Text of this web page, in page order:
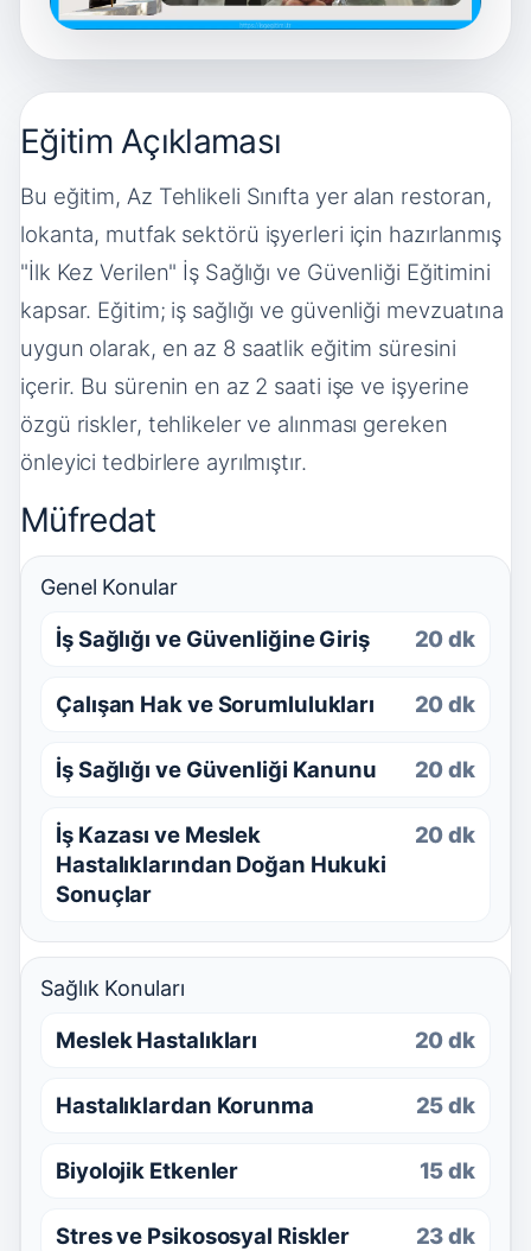
Eğitim Açıklaması
Bu eğitim, Az Tehlikeli Sınıfta yer alan restoran,
lokanta, mutfak sektörü işyerleri için hazırlanmış
"İlk Kez Verilen" İş Sağlığı ve Güvenliği Eğitimini
kapsar. Eğitim; iş sağlığı ve güvenliği mevzuatına
uygun olarak, en az 8 saatlik eğitim süresini
içerir. Bu sürenin en az 2 saati işe ve işyerine
özgü riskler, tehlikeler ve alınması gereken
önleyici tedbirlere ayrılmıştır.
Müfredat
Genel Konular
İş Sağlığı ve Güvenliğine Giriş 20 dk
Çalışan Hak ve Sorumlulukları 20 dk
İş Sağlığı ve Güvenliği Kanunu 20 dk
İş Kazası ve Meslek
Hastalıklarından Doğan Hukuki
Sonuçlar
20 dk
Sağlık Konuları
Meslek Hastalıkları 20 dk
Hastalıklardan Korunma 25 dk
Biyolojik Etkenler 15 dk
Stres ve Psikososyal Riskler 23 dk